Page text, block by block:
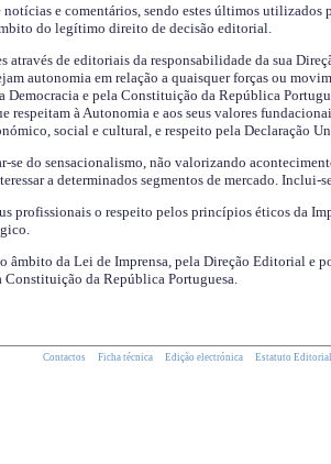
e comentários, sendo estes últimos utilizados
do legítimo direito de decisão editorial.
através de editoriais da responsabilidade da sua
autonomia em relação a quaisquer forças ou
Democracia e pela Constituição da República
respeitam à Autonomia e aos seus valores
social e cultural, e respeito pela Declaração
se do sensacionalismo, não valorizando
a determinados segmentos de mercado.
profissionais o respeito pelos princípios éticos da
âmbito da Lei de Imprensa, pela Direção Editorial e
da República Portuguesa.
Contactos Ficha técnica Edição electrónica Estatuto Editorial